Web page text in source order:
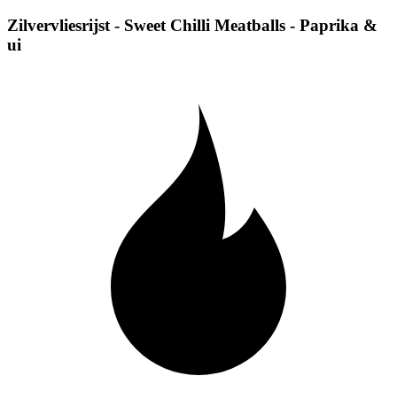
Zilvervliesrijst - Sweet Chilli Meatballs - Paprika &
ui